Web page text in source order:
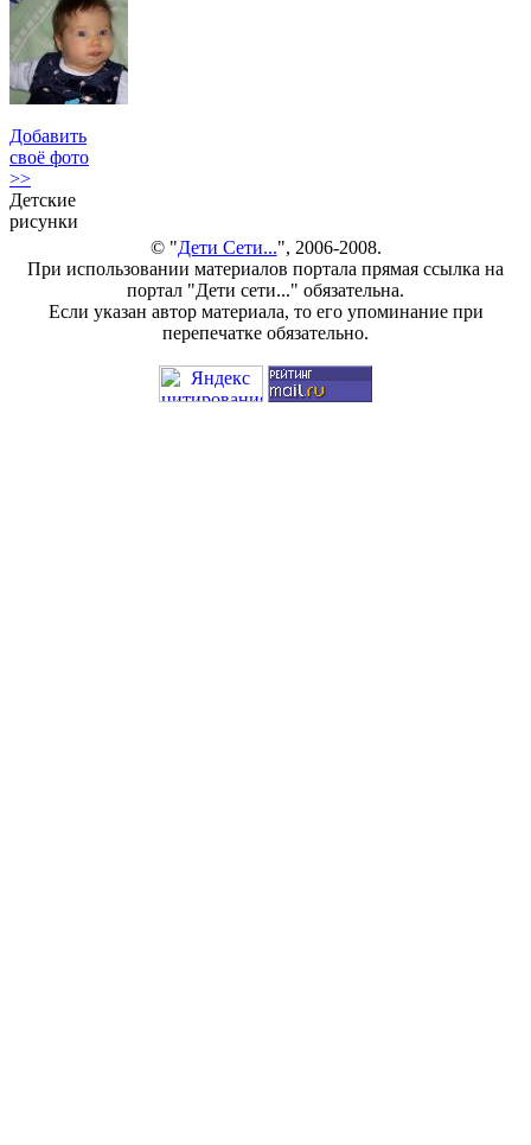
Добавить
своё фото
>>
Детские
рисунки
© "Дети Сети...", 2006-2008.
При использовании материалов портала прямая ссылка на
портал "Дети сети..." обязательна.
Если указан автор материала, то его упоминание при
перепечатке обязательно.